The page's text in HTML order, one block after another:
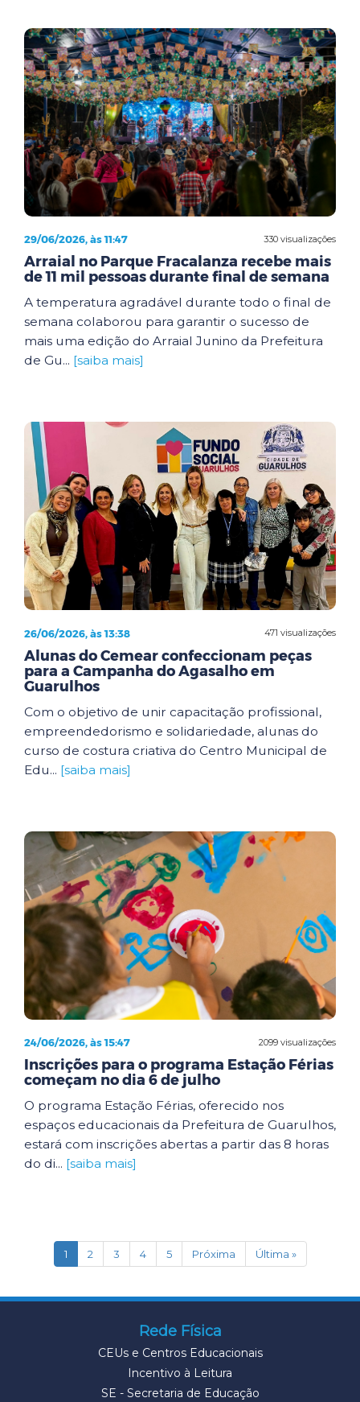
330 visualizações
29/06/2026, às 11:47
Arraial no Parque Fracalanza recebe mais
de 11 mil pessoas durante final de semana
A temperatura agradável durante todo o final de
semana colaborou para garantir o sucesso de
mais uma edição do Arraial Junino da Prefeitura
de Gu... [saiba mais]
471 visualizações
26/06/2026, às 13:38
Alunas do Cemear confeccionam peças
para a Campanha do Agasalho em
Guarulhos
Com o objetivo de unir capacitação profissional,
empreendedorismo e solidariedade, alunas do
curso de costura criativa do Centro Municipal de
Edu... [saiba mais]
2099 visualizações
24/06/2026, às 15:47
Inscrições para o programa Estação Férias
começam no dia 6 de julho
O programa Estação Férias, oferecido nos
espaços educacionais da Prefeitura de Guarulhos,
estará com inscrições abertas a partir das 8 horas
do di... [saiba mais]
1(current)
2 3 4 5 Próxima Última »
Rede Física
CEUs e Centros Educacionais
Incentivo à Leitura
SE - Secretaria de Educação